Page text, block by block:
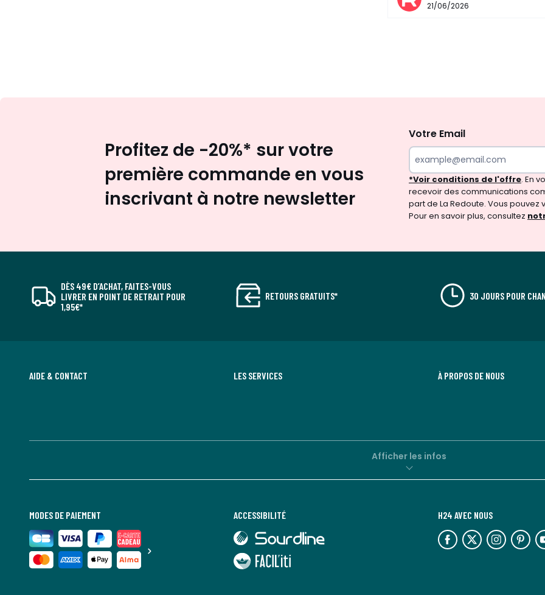
21/06/2026
Profitez de -20%* sur votre
première commande en vous
inscrivant à notre newsletter
Votre Email
*Voir conditions de l'offre. En
recevoir des communications
part de La Redoute. Vous pouvez
Pour en savoir plus, consultez
DÈS 49€ D’ACHAT, FAITES-VOUS
LIVRER EN POINT DE RETRAIT POUR
1,95€*
RETOURS GRATUITS* 30 JOURS POUR
AIDE & CONTACT LES SERVICES À PROPOS DE NOUS
Afficher les infos
MODES DE PAIEMENT ACCESSIBILITÉ
lien
vers
Sourdline
lien
H24 AVEC NOUS
lien
vers
lien
vers
lien
vers
lien
vers